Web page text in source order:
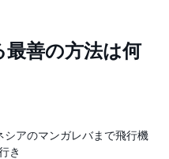
善の方法は何
アのマンガレバまで飛行機
き